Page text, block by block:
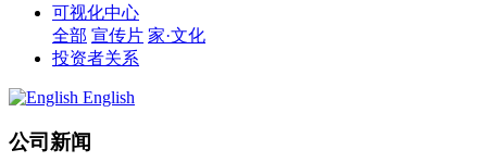
可视化中心
全部 宣传片 家·文化
投资者关系
English
公司新闻